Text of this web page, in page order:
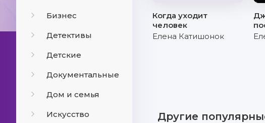
Бизнес
Детективы
Детские
Документальные
Дом и семья
Искусство
Когда уходит
человек
Елена Катишонок
Другие